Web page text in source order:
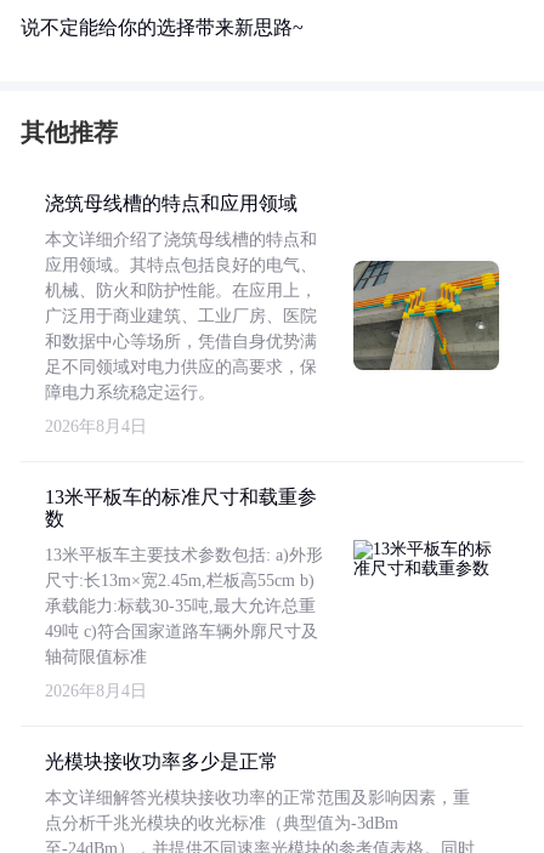
说不定能给你的选择带来新思路~
其他推荐
浇筑母线槽的特点和应用领域
本文详细介绍了浇筑母线槽的特点和
应用领域。其特点包括良好的电气、
机械、防火和防护性能。在应用上，
广泛用于商业建筑、工业厂房、医院
和数据中心等场所，凭借自身优势满
足不同领域对电力供应的高要求，保
障电力系统稳定运行。
2026年8月4日
13米平板车的标准尺寸和载重参
数
13米平板车主要技术参数包括: a)外形
尺寸:长13m×宽2.45m,栏板高55cm b)
承载能力:标载30-35吨,最大允许总重
49吨 c)符合国家道路车辆外廓尺寸及
轴荷限值标准
2026年8月4日
光模块接收功率多少是正常
本文详细解答光模块接收功率的正常范围及影响因素，重
点分析千兆光模块的收光标准（典型值为-3dBm
至-24dBm），并提供不同速率光模块的参考值表格。同时